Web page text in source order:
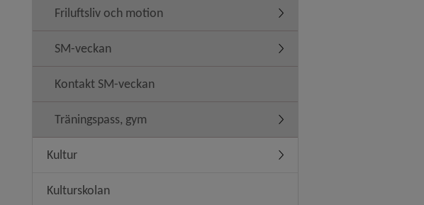
Friluftsliv och motion Undermeny för Friluftsliv och motion
SM-veckan Undermeny för SM-veckan
Kontakt SM-veckan
Träningspass, gym Undermeny för Träningspass, gym
Kultur Undermeny för Kultur
Kulturskolan